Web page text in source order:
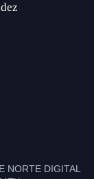
NORTE DIGITAL